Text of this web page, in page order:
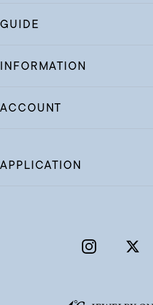
GUIDE
INFORMATION
ACCOUNT
APPLICATION